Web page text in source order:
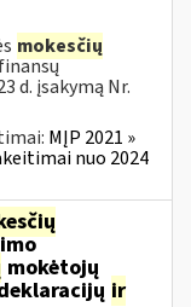
mokesčių
d. įsakymą Nr.
MĮP 2021 »
nuo 2024
mokėtojų
ir